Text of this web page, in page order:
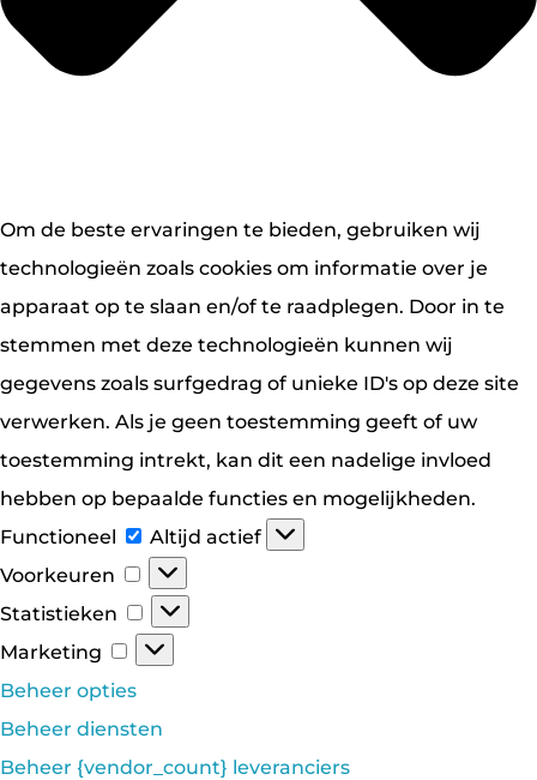
Om de beste ervaringen te bieden, gebruiken wij
technologieën zoals cookies om informatie over je
apparaat op te slaan en/of te raadplegen. Door in te
stemmen met deze technologieën kunnen wij
gegevens zoals surfgedrag of unieke ID's op deze site
verwerken. Als je geen toestemming geeft of uw
toestemming intrekt, kan dit een nadelige invloed
hebben op bepaalde functies en mogelijkheden.
Functioneel
Functioneel
Altijd actief
Voorkeuren
Voorkeuren
Statistieken
Statistieken
Marketing
Marketing
Beheer opties
Beheer diensten
Beheer {vendor_count} leveranciers